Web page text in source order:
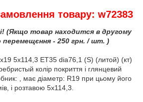
товару: w72383
(Якщо товар находится в другому
перемещєння - 250 грн. / шт. )
5x114,3 ET35 dia76,1 (S) (литой) (кт)
колір покриття і глянцевий
, має діаметр: R19 при цьому його
і розтавою 5x114,3.